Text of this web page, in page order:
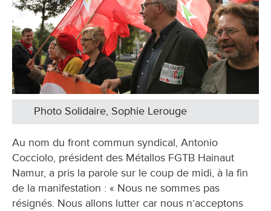
Photo Solidaire, Sophie Lerouge
Au nom du front commun syndical, Antonio
Cocciolo, président des Métallos FGTB Hainaut
Namur, a pris la parole sur le coup de midi, à la fin
de la manifestation : « Nous ne sommes pas
résignés. Nous allons lutter car nous n’acceptons